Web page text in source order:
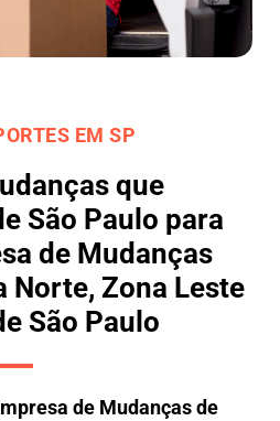
EM SP
que
São Paulo para
de Mudanças
Norte, Zona Leste
São Paulo
mpresa de Mudanças de